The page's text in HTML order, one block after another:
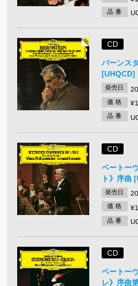
品 番
CD
バーンス
[UHQCD]
発売日
価 格
品 番
CD
ベートー
ト》序曲
発売日
価 格
品 番
CD
ベートー
レ》序曲